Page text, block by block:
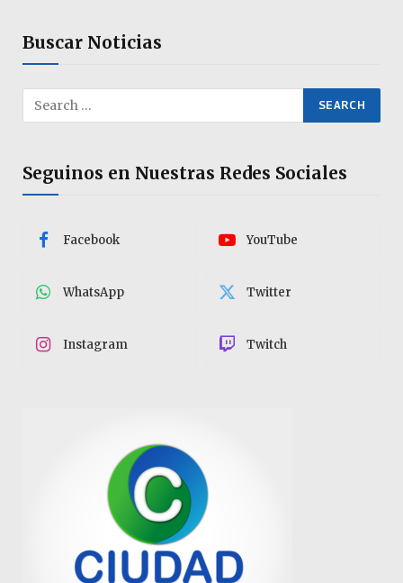
Buscar Noticias
Seguinos en Nuestras Redes Sociales
Facebook YouTube
WhatsApp Twitter
Instagram Twitch